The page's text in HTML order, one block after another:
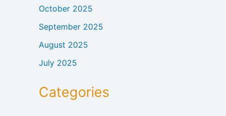
October 2025
September 2025
August 2025
July 2025
Categories